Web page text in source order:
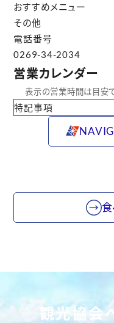
おすすめメニュー
その他
電話番号
0269-34-2034
営業カレンダー
表示の営業時間は目安
特記事項
観光協会